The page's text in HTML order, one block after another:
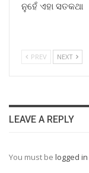
ନୁହେଁ ଏହା ସତକଥା
PREV NEXT
LEAVE A REPLY
You must be logged in